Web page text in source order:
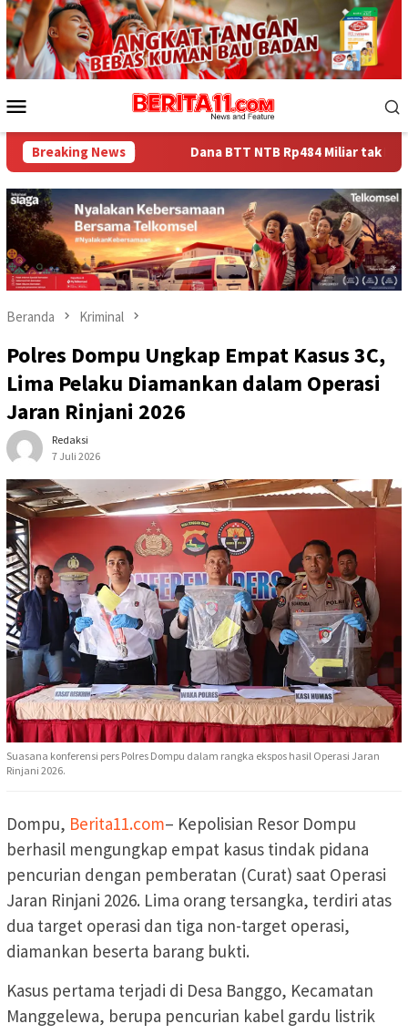
Loncat
ke
konten
Mobile
Breaking News
Dana BTT NTB Rp484 Miliar tak Muncul dalam LHP
Beranda Kriminal
Polres Dompu Ungkap Empat Kasus 3C,
Lima Pelaku Diamankan dalam Operasi
Jaran Rinjani 2026
Redaksi
7 Juli 2026
Suasana konferensi pers Polres Dompu dalam rangka ekspos hasil Operasi Jaran
Rinjani 2026.
Dompu, Berita11.com– Kepolisian Resor Dompu
berhasil mengungkap empat kasus tindak pidana
pencurian dengan pemberatan (Curat) saat Operasi
Jaran Rinjani 2026. Lima orang tersangka, terdiri atas
dua target operasi dan tiga non-target operasi,
diamankan beserta barang bukti.
Kasus pertama terjadi di Desa Banggo, Kecamatan
Manggelewa, berupa pencurian kabel gardu listrik